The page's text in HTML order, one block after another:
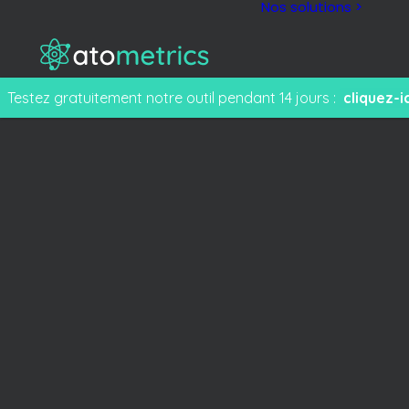
Nos solutions >
Testez gratuitement notre outil pendant 14 jours : cliquez-